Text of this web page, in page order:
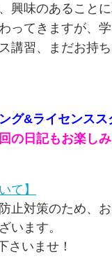
興味のあること
ってきますが、
講習、まだお持
グ&ライセンスス
の日記もお楽し
て】
止対策のため、
います。
さいませ！